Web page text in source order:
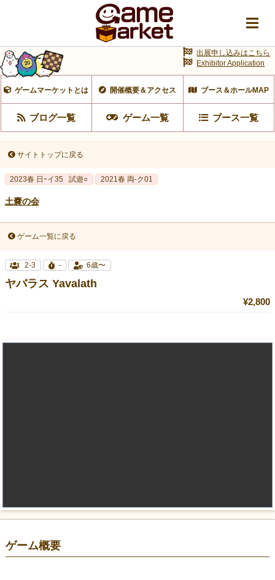
ゲームマーケットとは 開催概要＆アクセス ブース＆ホールMAP
ブログ一覧 ゲーム一覧 ブース一覧
出展申し込みはこちら
Exhibitor Application
サイトトップに戻る
2023春 日ｰイ35 試遊○ 2021春 両-ク01
土嚢の会
ゲーム一覧に戻る
2-3 - 6歳〜
ヤバラス Yavalath
¥2,800
ゲーム概要